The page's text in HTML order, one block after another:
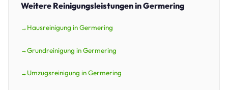
Weitere Reinigungsleistungen in Germering
Hausreinigung in Germering
Grundreinigung in Germering
Umzugsreinigung in Germering